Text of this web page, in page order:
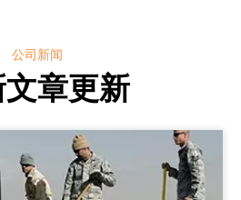
公司新闻
章更新